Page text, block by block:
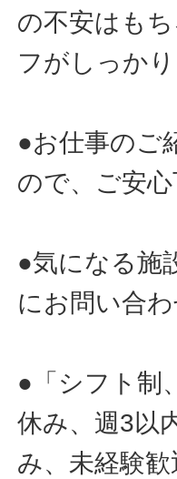
の不安はも
フがしっか
●お仕事のご
ので、ご安心
●気になる施
にお問い合わ
●「シフト制
休み、週3以
み、未経験